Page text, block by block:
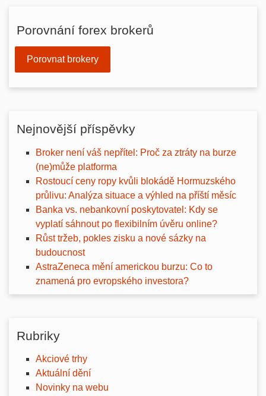
Porovnání forex brokerů
Porovnat brokery
Nejnovější příspěvky
Broker není váš nepřítel: Proč za ztráty na burze
(ne)může platforma
Rostoucí ceny ropy kvůli blokádě Hormuzského
průlivu: Analýza situace a výhled na příští měsíc
Banka vs. nebankovní poskytovatel: Kdy se
vyplatí sáhnout po flexibilním úvěru online?
Růst tržeb, pokles zisku a nové sázky na
budoucnost
AstraZeneca mění americkou burzu: Co to
znamená pro evropského investora?
Rubriky
Akciové trhy
Aktuální dění
Novinky na webu